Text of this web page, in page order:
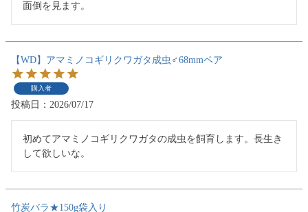
面倒を見ます。
【WD】アマミノコギリクワガタ成虫♂68mmペア
購入者
投稿日 2026/07/17
初めてアマミノコギリクワガタの成虫を飼育します。長生き
して欲しいな。
竹炭バラ★150g袋入り